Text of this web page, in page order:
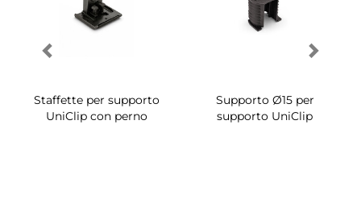
Staffette per supporto
UniClip con perno
Supporto Ø15 per
supporto UniClip